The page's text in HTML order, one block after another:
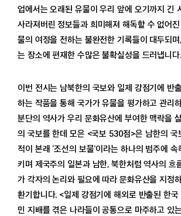
멤버십
가입과 안내
프로그램과 혜택
뉴스레터
미술관 소개
공지
보도자료
법인회원
업에서는 오래된 유물이 우리 앞에 오기까지 긴
사라져버린 정보들과 희미해져 해독할 수 없어
물의 여정을 전하는 불완전한 기록들이 대두되
는 장소에 편재한 수많은 불확실성을 드러냅니다.
이번 전시는 남북한의 국보와 일제 강점기에 반
하는 작품을 통해 국가가 유물을 평가하고 관리
분단의 역사가 우리 문화유산에 부여한 맥락을
의 국보를 한데 모은 <국보 530점>은 남한의 국
적이 본래 ‘조선의 보물’이라는 하나의 범주에
키며 제국주의 일본과 남한, 북한처럼 역사의 흐
가 각자의 논리와 필요에 따라 문화유산을 지정
환기합니다. <일제 강점기에 해외로 반출된 한
민 지배를 겪은 나라들이 공통으로 마주하고 있